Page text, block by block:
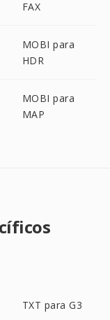
FAX
MOBI para
HDR
MOBI para
MAP
TXT para G3